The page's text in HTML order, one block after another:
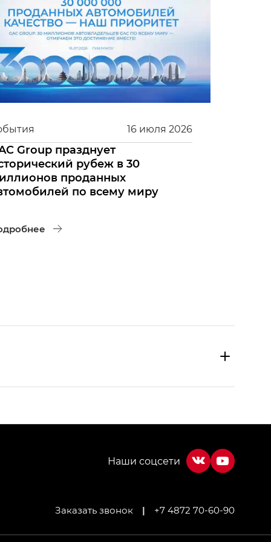
16 июля 2026
Group празднует
рубеж в 30
проданных
по всему миру
Заказать звонок | +7 4872 70-60-90